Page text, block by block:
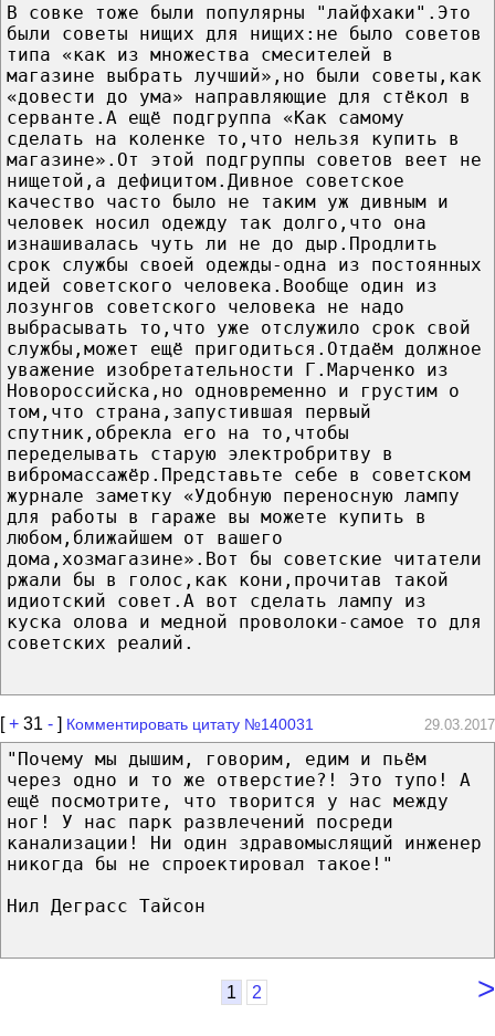
В совке тоже были популярны "лайфхаки".Это
были советы нищих для нищих:не было советов
типа «как из множества смесителей в
магазине выбрать лучший»,но были советы,как
«довести до ума» направляющие для стёкол в
серванте.А ещё подгруппа «Как самому
сделать на коленке то,что нельзя купить в
магазине».От этой подгруппы советов веет не
нищетой,а дефицитом.Дивное советское
качество часто было не таким уж дивным и
человек носил одежду так долго,что она
изнашивалась чуть ли не до дыр.Продлить
срок службы своей одежды-одна из постоянных
идей советского человека.Вообще один из
лозунгов советского человека не надо
выбрасывать то,что уже отслужило срок свой
службы,может ещё пригодиться.Отдаём должное
уважение изобретательности Г.Марченко из
Новороссийска,но одновременно и грустим о
том,что страна,запустившая первый
спутник,обрекла его на то,чтобы
переделывать старую электробритву в
вибромассажёр.Представьте себе в советском
журнале заметку «Удобную переносную лампу
для работы в гараже вы можете купить в
любом,ближайшем от вашего
дома,хозмагазине».Вот бы советские читатели
ржали бы в голос,как кони,прочитав такой
идиотский совет.А вот сделать лампу из
куска олова и медной проволоки-самое то для
советских реалий.
[+ 31 - ] Комментировать цитату №140031 29.03.2017
"Почему мы дышим, говорим, едим и пьём
через одно и то же отверстие?! Это тупо! А
ещё посмотрите, что творится у нас между
ног! У нас парк развлечений посреди
канализации! Ни один здравомыслящий инженер
никогда бы не спроектировал такое!"
Нил Деграсс Тайсон
>
1 2